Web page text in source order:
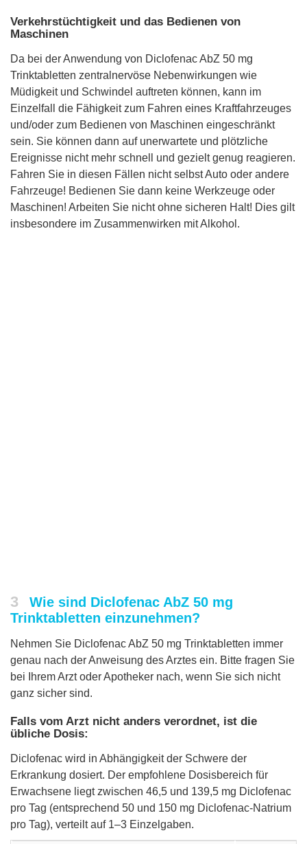
Verkehrstüchtigkeit und das Bedienen von
Maschinen
Da bei der Anwendung von Diclofenac AbZ 50 mg
Trinktabletten zentralnervöse Nebenwirkungen wie
Müdigkeit und Schwindel auftreten können, kann im
Einzelfall die Fähigkeit zum Fahren eines Kraftfahrzeuges
und/oder zum Bedienen von Maschinen eingeschränkt
sein. Sie können dann auf unerwartete und plötzliche
Ereignisse nicht mehr schnell und gezielt genug reagieren.
Fahren Sie in diesen Fällen nicht selbst Auto oder andere
Fahrzeuge! Bedienen Sie dann keine Werkzeuge oder
Maschinen! Arbeiten Sie nicht ohne sicheren Halt! Dies gilt
insbesondere im Zusammenwirken mit Alkohol.
3
Wie sind Diclofenac AbZ 50 mg
Trinktabletten einzunehmen?
Nehmen Sie Diclofenac AbZ 50 mg Trinktabletten immer
genau nach der Anweisung des Arztes ein. Bitte fragen Sie
bei Ihrem Arzt oder Apotheker nach, wenn Sie sich nicht
ganz sicher sind.
Falls vom Arzt nicht anders verordnet, ist die
übliche Dosis:
Diclofenac wird in Abhängigkeit der Schwere der
Erkrankung dosiert. Der empfohlene Dosisbereich für
Erwachsene liegt zwischen 46,5 und 139,5 mg Diclofenac
pro Tag (entsprechend 50 und 150 mg Diclofenac-Natrium
pro Tag), verteilt auf 1–3 Einzelgaben.